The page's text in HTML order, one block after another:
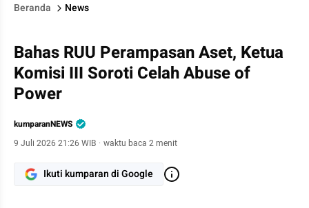
Beranda News
Bahas RUU Perampasan Aset, Ketua
Komisi III Soroti Celah Abuse of
Power
kumparanNEWS
9 Juli 2026 21:26 WIB · waktu baca 2 menit
Ikuti kumparan di Google